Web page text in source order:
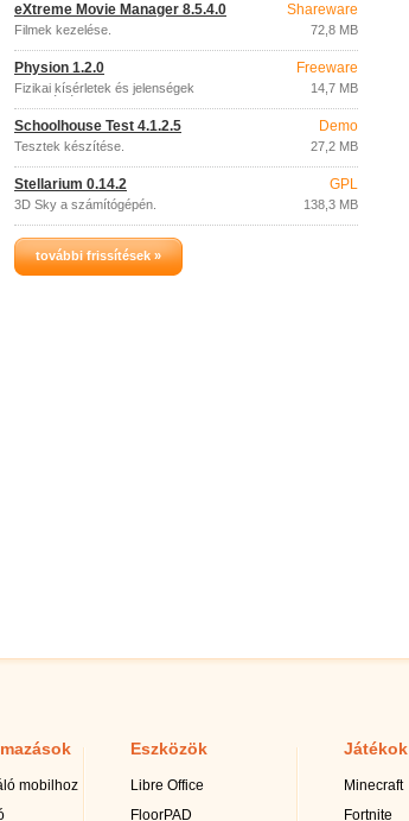
eXtreme Movie Manager 8.5.4.0
Filmek kezelése.
Shareware
72,8 MB
Physion 1.2.0
Fizikai kísérletek és jelenségek
szimulációja.
Freeware
14,7 MB
Schoolhouse Test 4.1.2.5
Tesztek készítése.
Demo
27,2 MB
Stellarium 0.14.2
3D Sky a számítógépén.
GPL
138,3 MB
további frissítések »
mobilhoz
Eszközök
Libre Office
FloorPAD
Játékok
Minecraft
Fortnite